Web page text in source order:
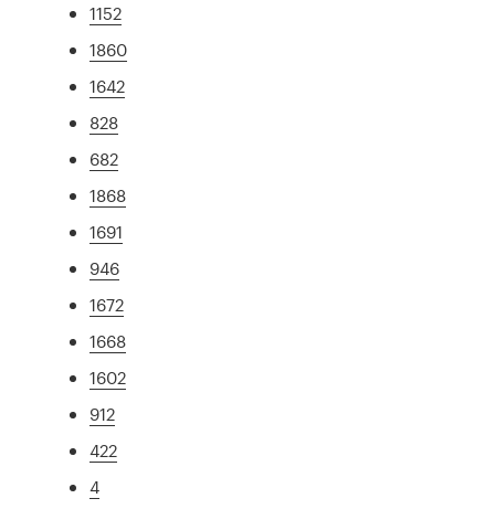
1152
1860
1642
828
682
1868
1691
946
1672
1668
1602
912
422
4